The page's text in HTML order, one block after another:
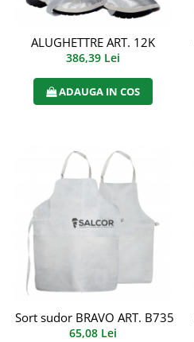
ALUGHETTRE ART. 12K
386,39 Lei
ADAUGA IN COS
Sort sudor BRAVO ART. B735
65,08 Lei